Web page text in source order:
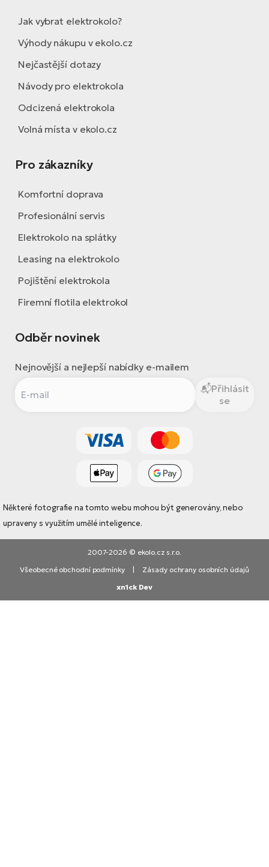
Jak vybrat elektrokolo?
Výhody nákupu v ekolo.cz
Nejčastější dotazy
Návody pro elektrokola
Odcizená elektrokola
Volná místa v ekolo.cz
Pro zákazníky
Komfortní doprava
Profesionální servis
Elektrokolo na splátky
Leasing na elektrokolo
Pojištění elektrokola
Firemní flotila elektrokol
Odběr novinek
Nejnovější a nejlepší nabídky e-mailem
Přihlásit
se
Některé fotografie na tomto webu mohou být generovány, nebo
upraveny s využitím umělé inteligence.
2007-2026 © ekolo.cz s.r.o.
Všeobecné obchodní podmínky
Zásady ochrany osobních údajů
xn1ck Dev